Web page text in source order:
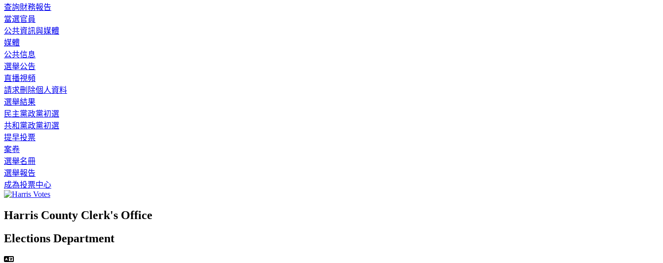
查詢財務報告
當選官員
公共資訊與媒體
媒體
公共信息
選舉公告
直播視頻
請求刪除個人資料
選舉結果
民主黨政黨初選
共和黨政黨初選
提早投票
案卷
選舉名冊
選舉報告
成為投票中心
Harris County Clerk's Office
Elections Department